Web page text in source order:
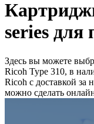
series для
Здесь вы можете
Ricoh Type 310, в
Ricoh с доставкой за
можно сделать